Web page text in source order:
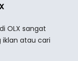
OLX sangat
atau cari